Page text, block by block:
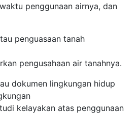
penggunaan airnya, dan
penguasaan tanah
pengusahaan air tanahnya.
dokumen lingkungan hidup
kelayakan atas penggunaan